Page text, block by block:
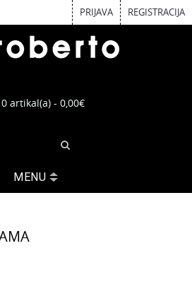
PRIJAVA REGISTRACIJA
0 artikal(a) - 0,00€
MENU